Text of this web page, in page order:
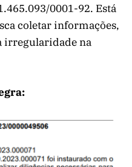
0001-92. Está
coletar informações,
irregularidade na